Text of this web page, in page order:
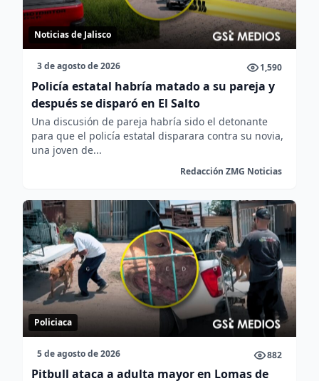
Noticias de Jalisco
3 de agosto de 2026 1,590
Policía estatal habría matado a su pareja y
después se disparó en El Salto
Una discusión de pareja habría sido el detonante
para que el policía estatal disparara contra su novia,
una joven de...
Redacción ZMG Noticias
Policiaca
5 de agosto de 2026 882
Pitbull ataca a adulta mayor en Lomas de